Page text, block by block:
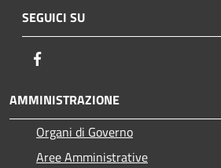
SEGUICI SU
AMMINISTRAZIONE
Organi di Governo
Aree Amministrative